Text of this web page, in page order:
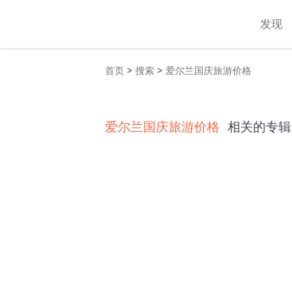
发现
首页 > 搜索 > 爱尔兰国庆旅游价格
爱尔兰国庆旅游价格 相关的专辑